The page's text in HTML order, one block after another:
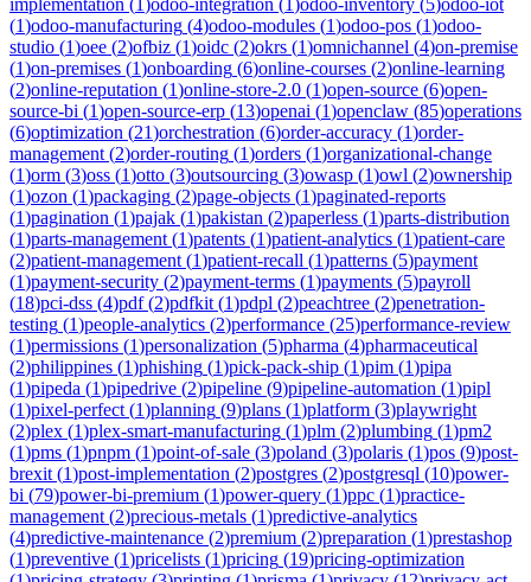
(1)odoo-manufacturing (4)odoo-modules (1)odoo-pos (1)odoo-
studio (1)oee (2)ofbiz (1)oidc (2)okrs (1)omnichannel (4)on-premise
(1)on-premises (1)onboarding (6)online-courses (2)online-learning
(2)online-reputation (1)online-store-2.0 (1)open-source (6)open-
source-bi (1)open-source-erp (13)openai (1)openclaw (85)operations
(6)optimization (21)orchestration (6)order-accuracy (1)order-
management (2)order-routing (1)orders (1)organizational-change
(1)orm (3)oss (1)otto (3)outsourcing (3)owasp (1)owl (2)ownership
(1)ozon (1)packaging (2)page-objects (1)paginated-reports
(1)pagination (1)pajak (1)pakistan (2)paperless (1)parts-distribution
(1)parts-management (1)patents (1)patient-analytics (1)patient-care
(2)patient-management (1)patient-recall (1)patterns (5)payment
(1)payment-security (2)payment-terms (1)payments (5)payroll
(18)pci-dss (4)pdf(2)pdfkit (1)pdpl (2)peachtree (2)penetration-
testing (1)people-analytics (2)performance (25)performance-review
(1)permissions (1)personalization (5)pharma (4)pharmaceutical
(2)philippines (1)phishing (1)pick-pack-ship (1)pim (1)pipa
(1)pipeda (1)pipedrive (2)pipeline (9)pipeline-automation (1)pipl
(1)pixel-perfect (1)planning (9)plans (1)platform (3)playwright
(2)plex (1)plex-smart-manufacturing (1)plm (2)plumbing (1)pm2
(1)pms (1)pnpm (1)point-of-sale (3)poland (3)polaris (1)pos (9)post-
brexit (1)post-implementation (2)postgres (2)postgresql (10)power-
bi (79)power-bi-premium (1)power-query (1)ppc (1)practice-
management (2)precious-metals (1)predictive-analytics
(4)predictive-maintenance (2)premium (2)preparation (1)prestashop
(1)preventive (1)pricelists (1)pricing (19)pricing-optimization